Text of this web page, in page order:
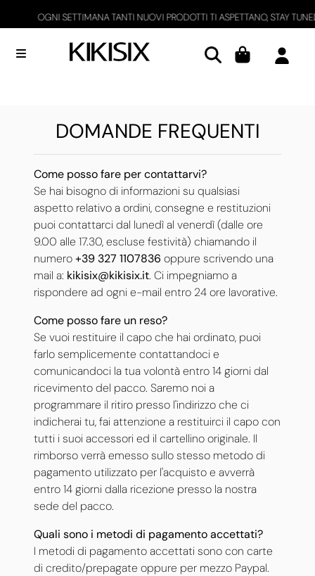
SETTIMANA TANTI NUOVI PRODOTTI TI ASPETTANO, STAY TUNED!
Open menu
DOMANDE FREQUENTI
Come posso fare per contattarvi?
Se hai bisogno di informazioni su qualsiasi
aspetto relativo a ordini, consegne e restituzioni
puoi contattarci dal lunedì al venerdì (dalle ore
9.00 alle 17.30, escluse festività) chiamando il
numero+39 327 1107836 oppure scrivendo una
mail a: kikisix@kikisix.it. Ci impegniamo a
rispondere ad ogni e-mail entro 24 ore lavorative.
Come posso fare un reso?
Se vuoi restituire il capo che hai ordinato, puoi
farlo semplicemente contattandoci e
comunicandoci la tua volontà entro 14 giorni dal
ricevimento del pacco. Saremo noi a
programmare il ritiro presso l'indirizzo che ci
indicherai tu, fai attenzione a restituirci il capo con
tutti i suoi accessori ed il cartellino originale. Il
rimborso verrà emesso sullo stesso metodo di
pagamento utilizzato per l'acquisto e avverrà
entro 14 giorni dalla ricezione presso la nostra
sede del pacco.
Quali sono i metodi di pagamento accettati?
I metodi di pagamento accettati sono con carte
di credito/prepagate oppure per mezzo Paypal.